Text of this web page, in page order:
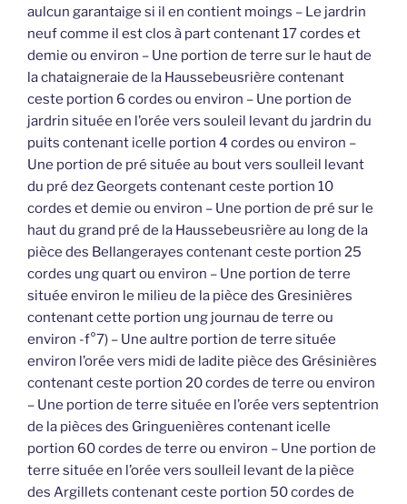
aulcun garantaige si il en contient moings – Le jardrin
neuf comme il est clos à part contenant 17 cordes et
demie ou environ – Une portion de terre sur le haut de
la chataigneraie de la Haussebeusrière contenant
ceste portion 6 cordes ou environ – Une portion de
jardrin située en l’orée vers souleil levant du jardrin du
puits contenant icelle portion 4 cordes ou environ –
Une portion de pré située au bout vers soulleil levant
du pré dez Georgets contenant ceste portion 10
cordes et demie ou environ – Une portion de pré sur le
haut du grand pré de la Haussebeusrière au long de la
pièce des Bellangerayes contenant ceste portion 25
cordes ung quart ou environ – Une portion de terre
située environ le milieu de la pièce des Gresinières
contenant cette portion ung journau de terre ou
environ -f°7) – Une aultre portion de terre située
environ l’orée vers midi de ladite pièce des Grésinières
contenant ceste portion 20 cordes de terre ou environ
– Une portion de terre située en l’orée vers septentrion
de la pièces des Gringuenières contenant icelle
portion 60 cordes de terre ou environ – Une portion de
terre située en l’orée vers soulleil levant de la pièce
des Argillets contenant ceste portion 50 cordes de